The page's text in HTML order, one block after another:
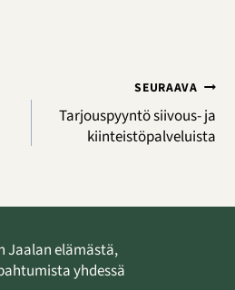
SEURAAVA
Tarjouspyyntö siivous- ja
kiinteistöpalveluista
Jaalan elämästä,
yhdessä